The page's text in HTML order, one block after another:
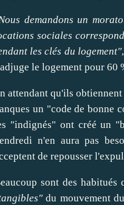
demandons un
sociales
les clés du logement"
le logement pour 60
attendant qu'ils
un "code de bonne
"indignés" ont créé un
n'en aura pas
de repousser
sont des
du mouvement